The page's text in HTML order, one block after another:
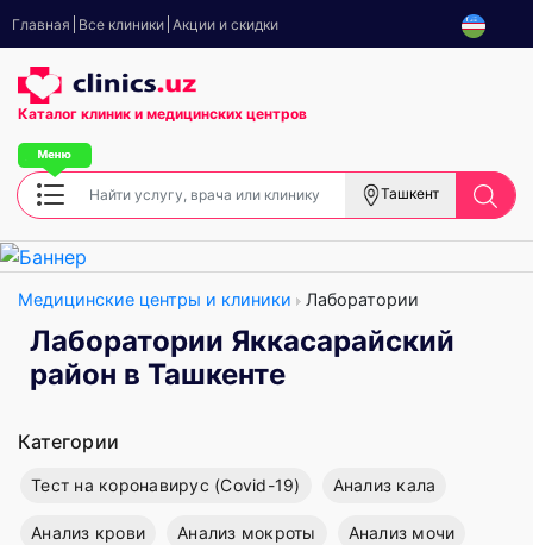
Главная Все клиники Акции и скидки
Каталог клиник и медицинских центров
Ташкент
Медицинские центры и клиники Лаборатории
Лаборатории Яккасарайский
район в Ташкенте
Категории
Тест на коронавирус (Covid-19) Анализ кала
Анализ крови Анализ мокроты Анализ мочи